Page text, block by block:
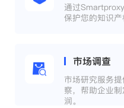
通过
保护您的知识产
市场调查
市场研究服务
察，帮助企业
润。